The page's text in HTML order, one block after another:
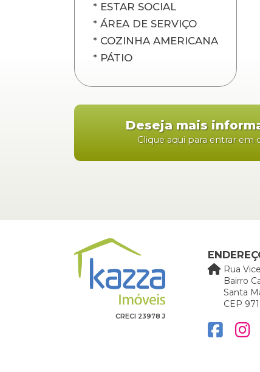
* ESTAR SOCIAL
* ÁREA DE SERVIÇO
* COZINHA AMERICANA
* PÁTIO
Deseja mais
Clique aqui para entrar em
CRECI 23978 J
Rua
Bairro
Santa
CEP